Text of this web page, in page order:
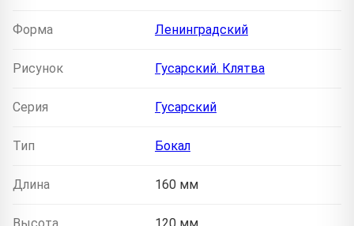
Форма Ленинградский
Рисунок Гусарский. Клятва
Серия Гусарский
Тип Бокал
Длина 160 мм